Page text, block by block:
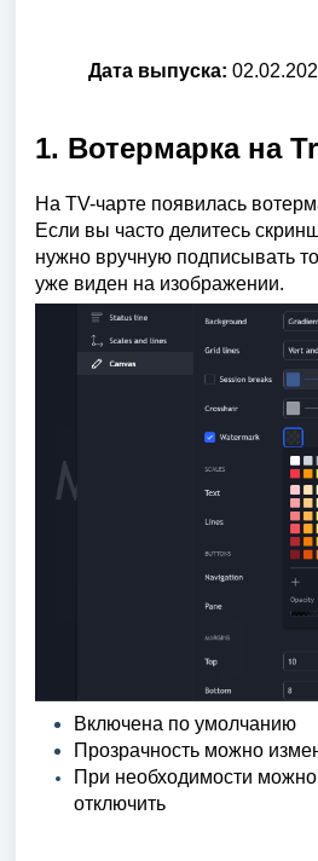
Дата выпуска:
1. Вотермарка на
На TV-чарте появилась
Если вы часто делитесь
нужно вручную подписывать
уже виден на изображении.
Включена по умолчанию
Прозрачность можно
При необходимости
отключить